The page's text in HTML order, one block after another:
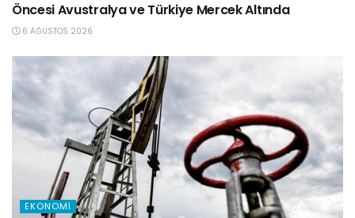
Öncesi Avustralya ve Türkiye Mercek Altında
6 AĞUSTOS 2026
EKONOMI